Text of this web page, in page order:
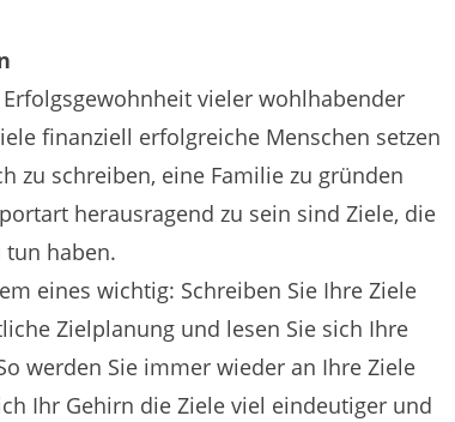
vieler wohlhabender
finanziell erfolgreiche Menschen setzen
zu schreiben, eine Familie zu gründen
herausragend zu sein sind Ziele, die
tun haben.
eines wichtig: Schreiben Sie Ihre Ziele
Zielplanung und lesen Sie sich Ihre
werden Sie immer wieder an Ihre Ziele
Ihr Gehirn die Ziele viel eindeutiger und